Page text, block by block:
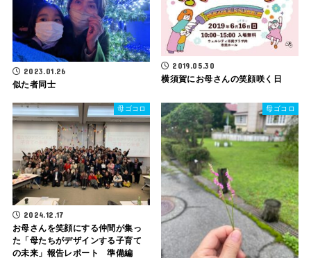
2023.01.26
似た者同士
2019.05.30
横須賀にお母さんの笑顔咲く日
母ゴコロ
2024.12.17
お母さんを笑顔にする仲間が集っ
た「母たちがデザインする子育て
の未来」報告レポート 準備編
母ゴコロ